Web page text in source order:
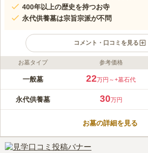
400年以上の歴史を持つお寺
永代供養墓は宗旨宗派が不問
コメント・口コミを見る
ライフドット編集部のコメント
寶積寺は昭島市郷地町にある天台宗のお
差しを感じながらお墓参りができる環境
般墓だけでなく永代供養墓もあります。
念公園」や「多摩川緑地くじら運動公園
この霊園はまだ誰からも評価されていません。
お墓タイプ 参考価格
一般墓 22万円～+墓石代
永代供養墓 30万円
お墓の詳細を見る